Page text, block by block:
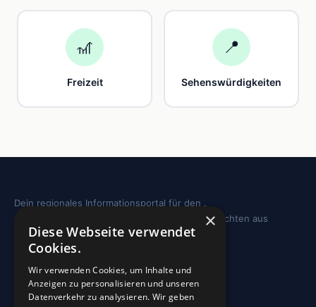
🎢
Freizeit
📍
Sehenswürdigkeiten
Dein regionales Informationsportal für den .
Sehenswürdigkeiten, Ausflugstipps und Geschichten aus
deiner Region.
REGION
Freizeit
×
Diese Webseite verwendet
Cookies.
Wir verwenden Cookies, um Inhalte und
Anzeigen zu personalisieren und unseren
Datenverkehr zu analysieren. Wir geben